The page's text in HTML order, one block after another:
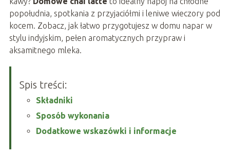
popołudnia, spotkania z przyjaciółmi i leniwe wieczory pod
kocem. Zobacz, jak łatwo przygotujesz w domu napar w
stylu indyjskim, pełen aromatycznych przypraw i
aksamitnego mleka.
Spis treści:
Składniki
Sposób wykonania
Dodatkowe wskazówki i informacje